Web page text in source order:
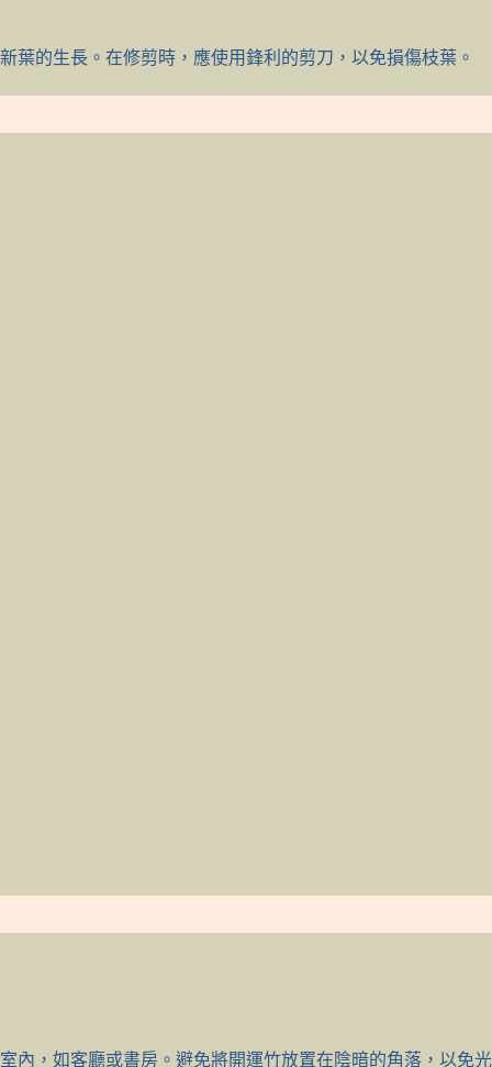
的生長。在修剪時，應使用鋒利的剪刀，以免損傷枝葉。
內，如客廳或書房。避免將開運竹放置在陰暗的角落，以免光